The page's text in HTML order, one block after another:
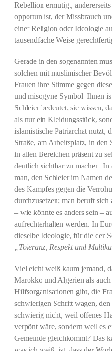
Rebellion ermutigt,
opportun ist, der Missbrauch
einer Religion oder Ideologie
tausendfache Weise
Gerade in den sogenannten
solchen mit muslimischer
Frauen ihre Stimme gegen
und misogyne Symbol. Ihnen
Schleier bedeutet; sie wissen,
als nur ein Kleidungsstück,
islamistische Patriarchat nutzt,
Straße, am Arbeitsplatz, in den
in allen Bereichen präsent zu
deutlich sichtbar zu machen. In
man, den Schleier im Namen
des Kampfes gegen die
durchzusetzen; man beruft sich
– wie könnte es anders sein –
aufrechterhalten werden. In
dieselbe Ideologie, für die der
„Toleranz, Respekt und
Vielleicht weiß kaum jemand,
Marokko und Algerien als
Hilfsorganisationen gibt, die
schwierigen Schritt wagen, den
schwierig nicht, weil offenes
verpönt wäre, sondern weil es
Gemeinde gleichkommt? Das